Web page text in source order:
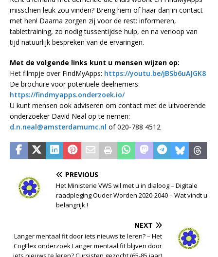
misschien leuk zou vinden? Breng hem of haar dan in contact
met hen! Daarna zorgen zij voor de rest: informeren,
tablettraining, zo nodig tussentijdse hulp, en na verloop van
tijd natuurlijk bespreken van de ervaringen.
Met de volgende links kunt u mensen wijzen op:
Het filmpje over FindMyApps: https://youtu.be/jBSb6uAJGK8
De brochure voor potentiële deelnemers:
https://findmyapps.onderzoek.io/
U kunt mensen ook adviseren om contact met de uitvoerende
onderzoeker David Neal op te nemen:
d.n.neal@amsterdamumc.nl of 020-788 4512
PREVIOUS
Het Ministerie VWS wil met u in dialoog – Digitale
raadpleging Ouder Worden 2020-2040 – Wat vindt u
belangrijk !
NEXT
Langer mentaal fit door iets nieuws te leren? – Het
CogFlex onderzoek Langer mentaal fit blijven door